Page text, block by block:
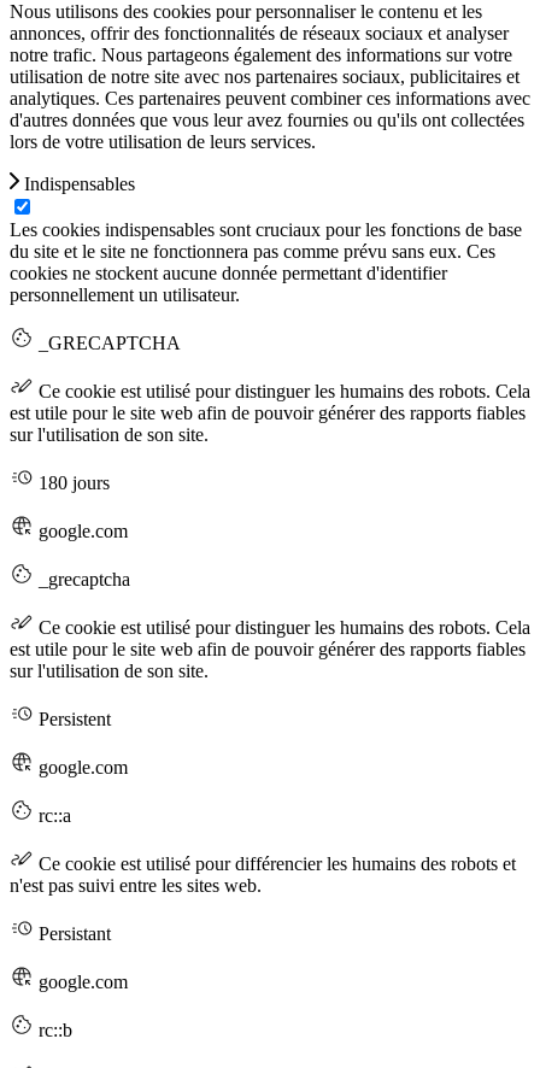
Nous utilisons des cookies pour personnaliser le contenu et les
annonces, offrir des fonctionnalités de réseaux sociaux et analyser
notre trafic. Nous partageons également des informations sur votre
utilisation de notre site avec nos partenaires sociaux, publicitaires et
analytiques. Ces partenaires peuvent combiner ces informations avec
d'autres données que vous leur avez fournies ou qu'ils ont collectées
lors de votre utilisation de leurs services.
Indispensables
Les cookies indispensables sont cruciaux pour les fonctions de base
du site et le site ne fonctionnera pas comme prévu sans eux. Ces
cookies ne stockent aucune donnée permettant d'identifier
personnellement un utilisateur.
_GRECAPTCHA
Ce cookie est utilisé pour distinguer les humains des robots. Cela
est utile pour le site web afin de pouvoir générer des rapports fiables
sur l'utilisation de son site.
180 jours
google.com
_grecaptcha
Ce cookie est utilisé pour distinguer les humains des robots. Cela
est utile pour le site web afin de pouvoir générer des rapports fiables
sur l'utilisation de son site.
Persistent
google.com
rc::a
Ce cookie est utilisé pour différencier les humains des robots et
n'est pas suivi entre les sites web.
Persistant
google.com
rc::b